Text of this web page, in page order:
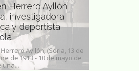
Herrero Ayllón
investigadora
y deportista
Ayllón, (Soria, 13 de
de 1913 - 10 de mayo de
una...